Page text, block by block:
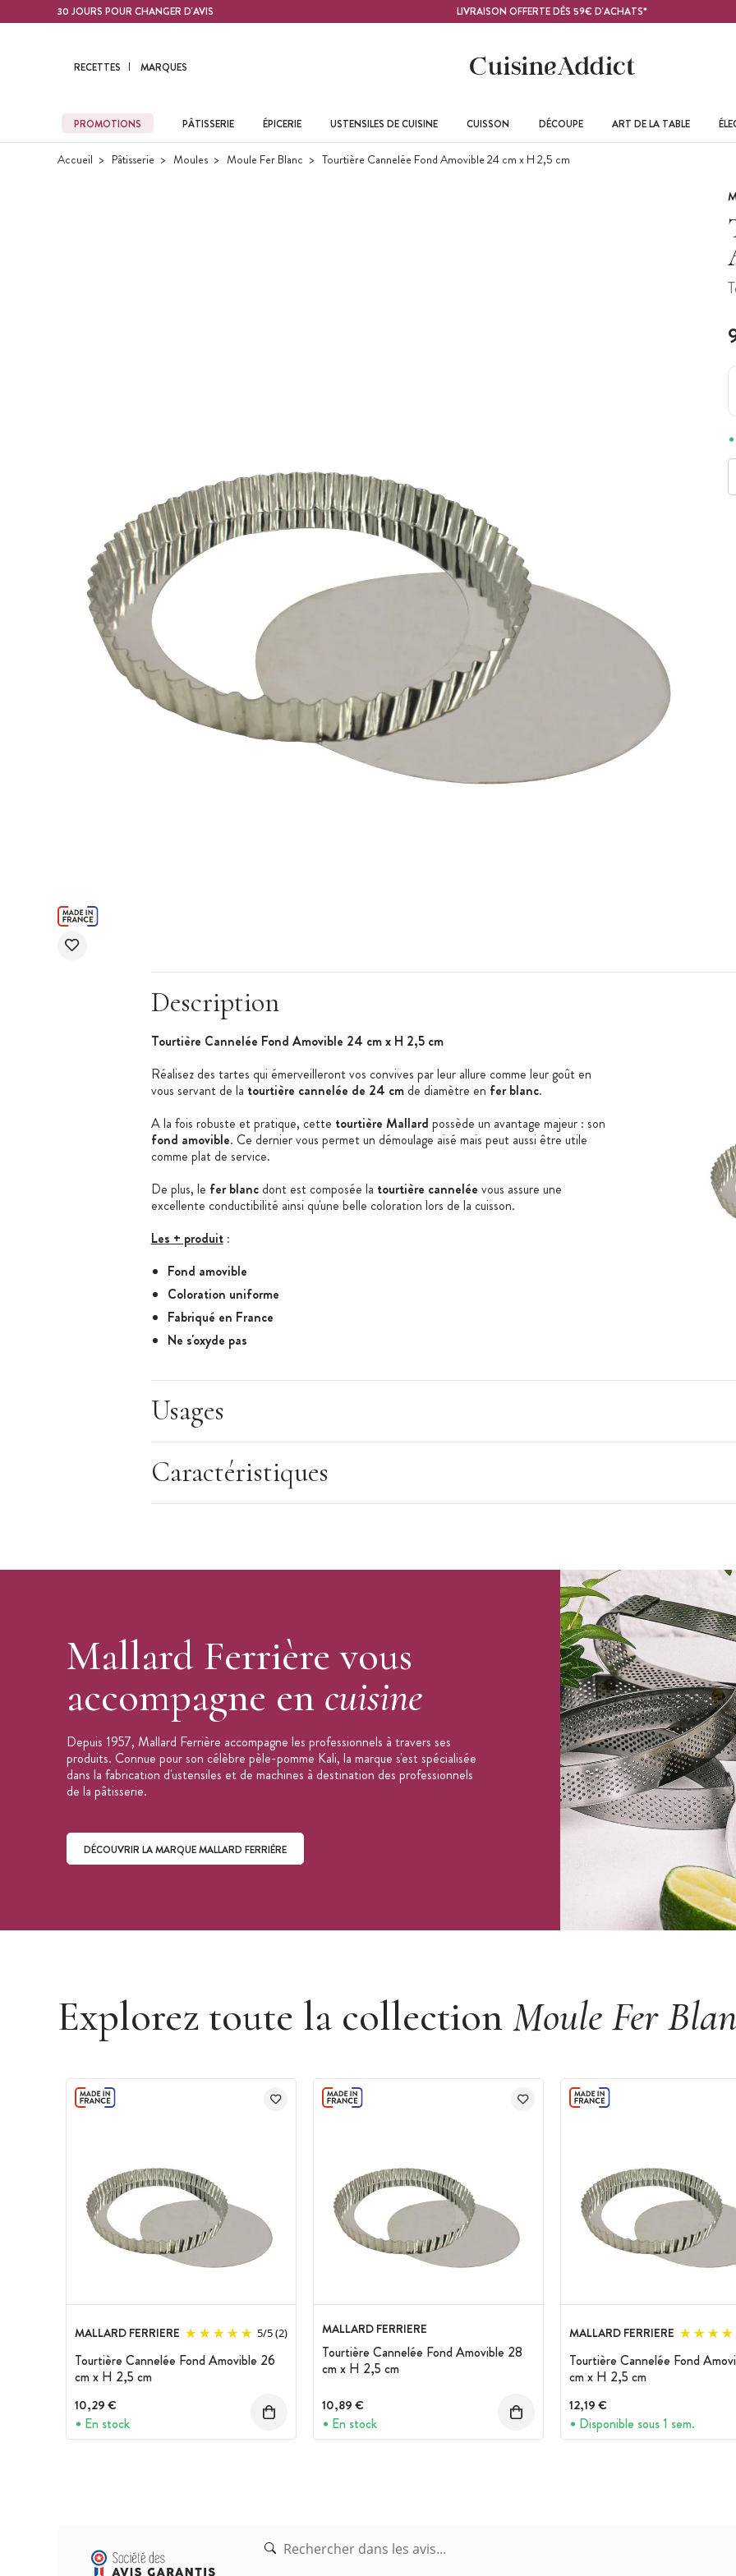
Contenu principal30 JOURS POUR CHANGER D'AVIS LIVRAISON OFFERTE DÈS 59€ D'ACHATS*
RECETTES MARQUES
PROMOTIONS PÂTISSERIE ÉPICERIE USTENSILES DE CUISINE CUISSON DÉCOUPE ART DE LA TABLE
Accueil Pâtisserie Moules Moule Fer Blanc Tourtière Cannelée Fond Amovible 24 cm x H 2,5 cm
Description
Tourtière Cannelée Fond Amovible 24 cm x H 2,5 cm
Réalisez des tartes qui émerveilleront vos convives par leur allure comme leur goût en
vous servant de la tourtière cannelée de 24 cmde diamètre en fer blanc.
A la fois robuste et pratique, cette tourtière Mallard possède un avantage majeur : son
fond amovible. Ce dernier vous permet un démoulage aisé mais peut aussi être utile
comme plat de service.
De plus, le fer blancdont est composée la tourtière cannelée vous assure une
excellente conductibilité ainsi qu'une belle coloration lors de la cuisson.
Les + produit:
Fond amovible
Coloration uniforme
Fabriqué en France
Ne s'oxyde pas
Tourtière cannelée
Matériau : fer blanc
Diamètre : 24 cm
Hauteur : 2,5 cm
Usages
Caractéristiques
Mallard Ferrière vous
accompagne en cuisine
Depuis 1957, Mallard Ferrière accompagne les professionnels à travers ses
produits. Connue pour son célèbre pèle-pomme Kali, la marque s'est spécialisée
dans la fabrication d'ustensiles et de machines à destination des professionnels
de la pâtisserie.
DÉCOUVRIR LA MARQUE MALLARD FERRIÈRE
Explorez toute la collection Moule Fer
MALLARD FERRIERE 5/5(2)
Tourtière Cannelée Fond Amovible 26
cm x H 2,5 cm
10,29 €
En stock
MALLARD FERRIERE
Tourtière Cannelée Fond Amovible 28
cm x H 2,5 cm
10,89 €
En stock
MALLARD FERRIERE
Tourtière Cannelée Fond
cm x H 2,5 cm
12,19 €
Disponible sous 1 sem.